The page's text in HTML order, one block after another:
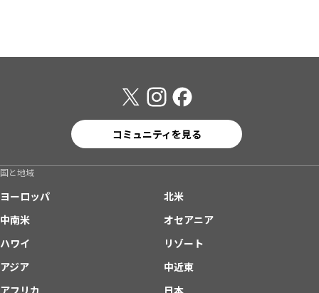
コミュニティを見る
国と地域
ヨーロッパ
北米
中南米
オセアニア
ハワイ
リゾート
アジア
中近東
アフリカ
日本